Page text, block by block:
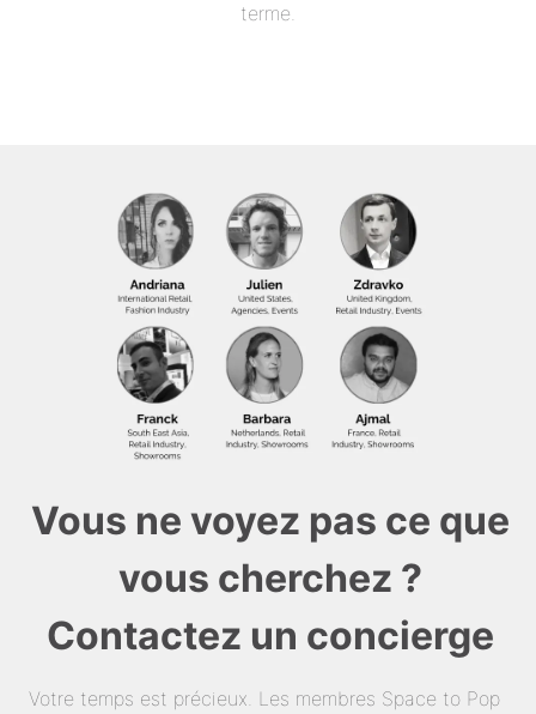
terme.
Vous ne voyez pas ce que
vous cherchez ?
Contactez un concierge
Votre temps est précieux. Les membres Space to Pop